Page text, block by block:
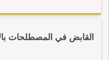
القابض في المصطلحات